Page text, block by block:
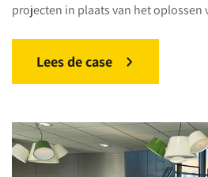
projecten in plaats van het oplossen
Lees de case